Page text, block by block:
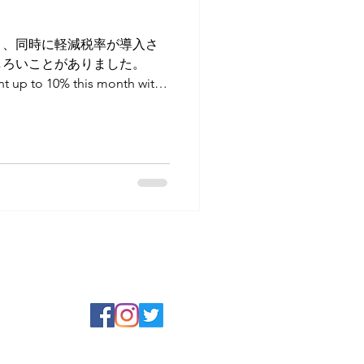
同時に軽減税率が導入さ
いことがありました。
up to 10% this month with